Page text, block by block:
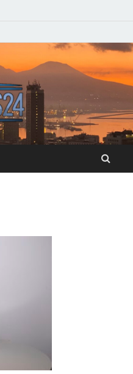
–
Napoli
Notizie sulla citta di
Napoli e Campania
Eventi, Sport